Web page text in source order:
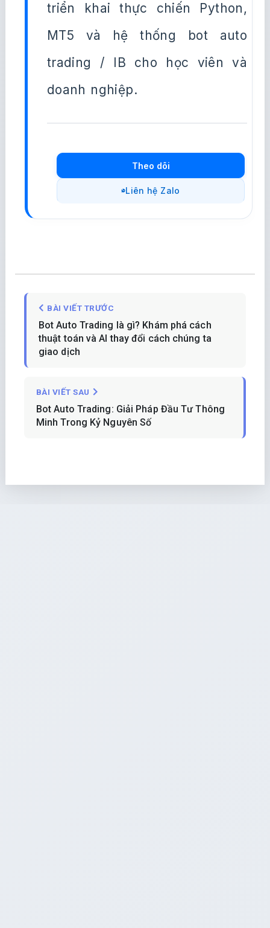
triển khai thực chiến Python,
MT5 và hệ thống bot auto
trading / IB cho học viên và
doanh nghiệp.
Theo dõi
Liên hệ Zalo
BÀI VIẾT TRƯỚC
Bot Auto Trading là gì? Khám phá cách
thuật toán và AI thay đổi cách chúng ta
giao dịch
BÀI VIẾT SAU
Bot Auto Trading: Giải Pháp Đầu Tư Thông
Minh Trong Kỷ Nguyên Số